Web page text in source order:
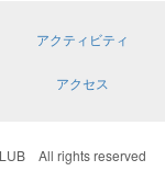
アクティビティ
アクセス
All rights reserved